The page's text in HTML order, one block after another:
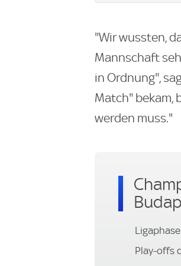
"Wir wussten,
Mannschaft
in Ordnung",
Match" bekam,
werden muss."
Play-offs